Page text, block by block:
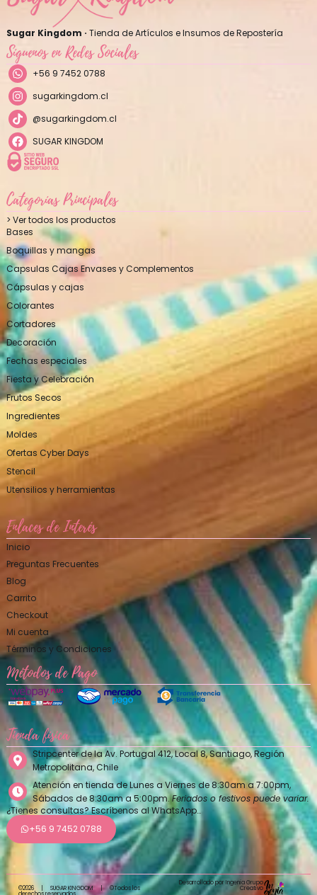
Sugar Kingdom · Tienda de Artículos e Insumos de Repostería
Síguenos en Redes Sociales
+56 9 7452 0788
sugarkingdom.cl
@sugarkingdom.cl
SUGAR KINGDOM
Categorías Principales
> Ver todos los productos
Bases
Boquillas y mangas
Capsulas Cajas Envases y Complementos
Cápsulas y cajas
Colorantes
Cortadores
Decoración
Fechas especiales
Fiesta y Celebración
Frutos Secos
Ingredientes
Moldes
Ofertas Cyber Days
Stencil
Utensilios y herramientas
Enlaces de Interés
Inicio
Preguntas Frecuentes
Blog
Carrito
Checkout
Mi cuenta
Términos y Condiciones
Métodos de Pago
Tienda física
Stripcenter de la Av. Portugal 412, Local 8, Santiago, Región
Metropolitana, Chile
Atención en tienda de Lunes a Viernes de 8:30am a 7:00pm,
Sábados de 8:30am a 5:00pm.Feriados o festivos puede variar.
¿Tienes consultas? Escríbenos al WhatsApp…
+56 9 7452 0788
©2026 SUGAR KINGDOM | ©Todos los
Desarrollado por Ingenia Grupo
Creativo